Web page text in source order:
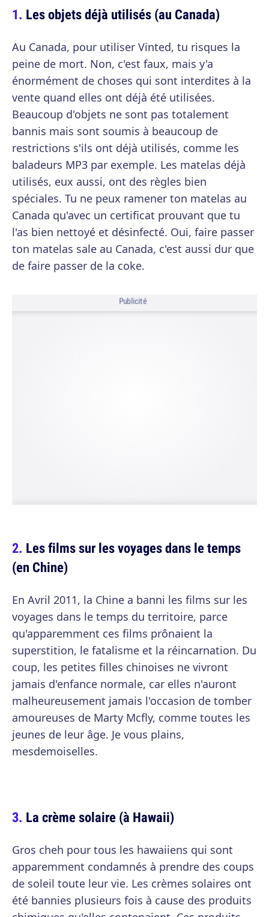
Les objets déjà utilisés (au Canada)
Au Canada, pour utiliser Vinted, tu risques la
peine de mort. Non, c'est faux, mais y'a
énormément de choses qui sont interdites à la
vente quand elles ont déjà été utilisées.
Beaucoup d'objets ne sont pas totalement
bannis mais sont soumis à beaucoup de
restrictions s'ils ont déjà utilisés, comme les
baladeurs MP3 par exemple. Les matelas déjà
utilisés, eux aussi, ont des règles bien
spéciales. Tu ne peux ramener ton matelas au
Canada qu'avec un certificat prouvant que tu
l'as bien nettoyé et désinfecté. Oui, faire passer
ton matelas sale au Canada, c'est aussi dur que
de faire passer de la coke.
Publicité
Les films sur les voyages dans le temps
(en Chine)
En Avril 2011, la Chine a banni les films sur les
voyages dans le temps du territoire, parce
qu'apparemment ces films prônaient la
superstition, le fatalisme et la réincarnation. Du
coup, les petites filles chinoises ne vivront
jamais d'enfance normale, car elles n'auront
malheureusement jamais l'occasion de tomber
amoureuses de Marty Mcfly, comme toutes les
jeunes de leur âge. Je vous plains,
mesdemoiselles.
La crème solaire (à Hawaii)
Gros cheh pour tous les hawaiiens qui sont
apparemment condamnés à prendre des coups
de soleil toute leur vie. Les crèmes solaires ont
été bannies plusieurs fois à cause des produits